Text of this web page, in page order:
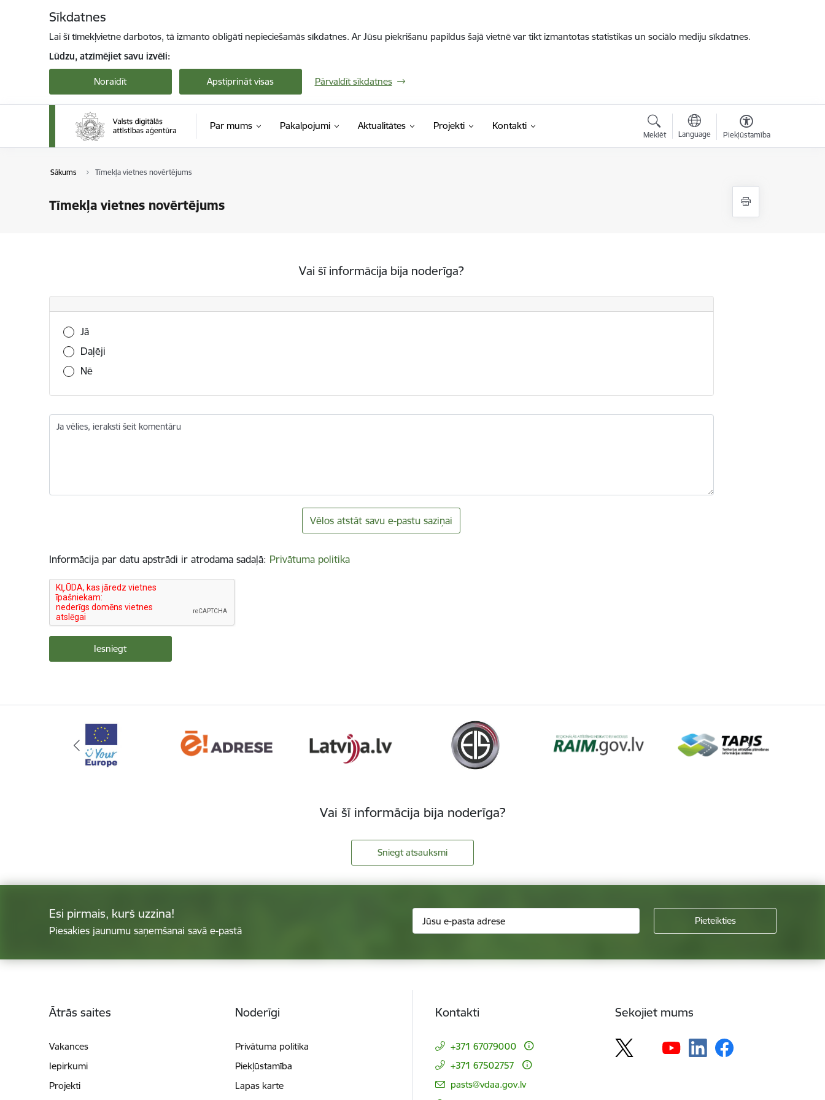
Sīkdatnes
Lai šī tīmekļvietne darbotos, tā izmanto obligāti nepieciešamās sīkdatnes. Ar Jūsu piekrišanu papildus šajā vietnē var tikt izmantotas statistikas un sociālo mediju sīkdatnes.
Lūdzu, atzīmējiet savu izvēli:
Noraidīt Apstiprināt visas Pārvaldīt sīkdatnes
Par mums Pakalpojumi Aktualitātes Projekti Kontakti
Meklēt Language Piekļūstamība
Sākums Tīmekļa vietnes novērtējums
Tīmekļa vietnes novērtējums
Vai šī informācija bija noderīga?
Vai šī informācija bija noderīga?
Jā
Daļēji
Nē
Ja vēlies, ieraksti šeit komentāru
Vēlos atstāt savu e-pastu saziņai
Informācija par datu apstrādi ir atrodama sadaļā: Privātuma politika
Vai šī informācija bija noderīga?
Sniegt atsauksmi
Esi pirmais, kurš uzzina!
Piesakies jaunumu saņemšanai savā e-pastā
Ātrās saites
Vakances
Iepirkumi
Projekti
Noderīgi
Privātuma politika
Piekļūstamība
Lapas karte
Kontakti
+371 67079000
+371 67502757
E-pasts:
pasts@vdaa.gov.lv
Sekojiet mums